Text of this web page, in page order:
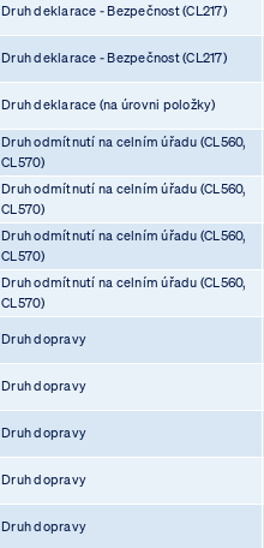
Druh deklarace - Bezpečnost (CL217)
Druh deklarace - Bezpečnost (CL217)
Druh deklarace (na úrovni položky)
Druh odmítnutí na celním úřadu (CL560,
CL570)
Druh odmítnutí na celním úřadu (CL560,
CL570)
Druh odmítnutí na celním úřadu (CL560,
CL570)
Druh odmítnutí na celním úřadu (CL560,
CL570)
Druh dopravy
Druh dopravy
Druh dopravy
Druh dopravy
Druh dopravy